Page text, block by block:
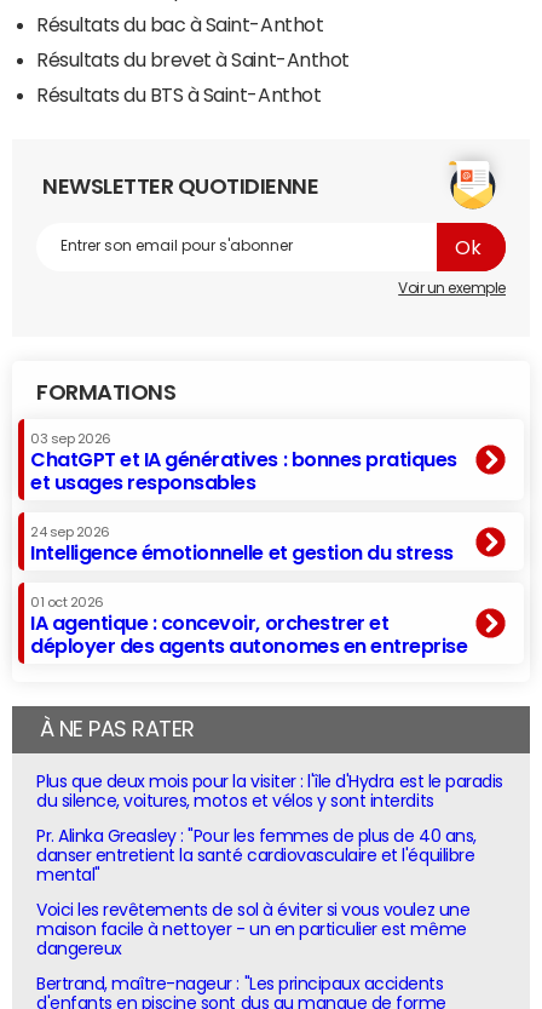
Résultats du bac à Saint-Anthot
Résultats du brevet à Saint-Anthot
Résultats du BTS à Saint-Anthot
NEWSLETTER QUOTIDIENNE
Voir un exemple
FORMATIONS
03 sep 2026
ChatGPT et IA génératives : bonnes pratiques
et usages responsables
24 sep 2026
Intelligence émotionnelle et gestion du stress
01 oct 2026
IA agentique : concevoir, orchestrer et
déployer des agents autonomes en entreprise
À NE PAS RATER
Plus que deux mois pour la visiter : l'île d'Hydra est le paradis
du silence, voitures, motos et vélos y sont interdits
Pr. Alinka Greasley : "Pour les femmes de plus de 40 ans,
danser entretient la santé cardiovasculaire et l'équilibre
mental"
Voici les revêtements de sol à éviter si vous voulez une
maison facile à nettoyer - un en particulier est même
dangereux
Bertrand, maître-nageur : "Les principaux accidents
d'enfants en piscine sont dus au manque de forme